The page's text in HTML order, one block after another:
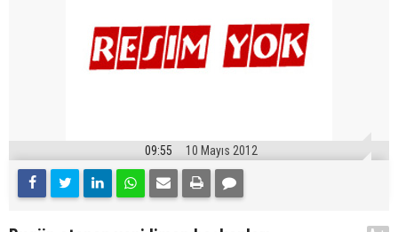
09:55 10 Mayıs 2012